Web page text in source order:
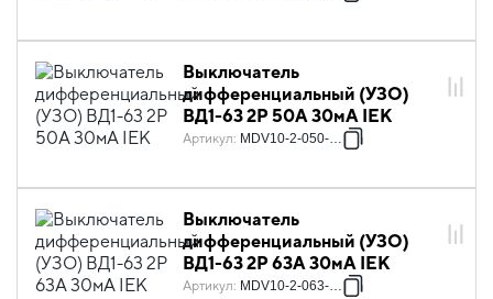
Выключатель
дифференциальный (УЗО)
ВД1-63 2Р 50А 30мА IEK
Артикул: MDV10-2-050-030
Выключатель
дифференциальный (УЗО)
ВД1-63 2Р 63А 30мА IEK
Артикул: MDV10-2-063-030